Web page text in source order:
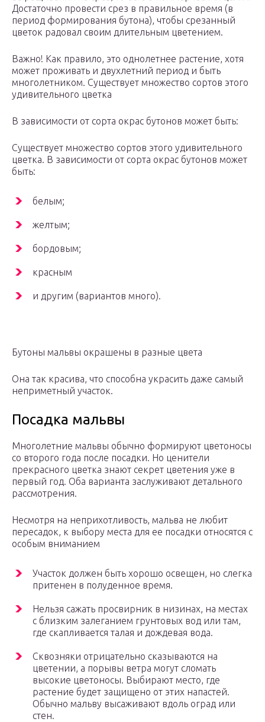
Достаточно провести срез в правильное время (в
период формирования бутона), чтобы срезанный
цветок радовал своим длительным цветением.
Важно! Как правило, это однолетнее растение, хотя
может проживать и двухлетний период и быть
многолетником. Существует множество сортов этого
удивительного цветка
В зависимости от сорта окрас бутонов может быть:
Существует множество сортов этого удивительного
цветка. В зависимости от сорта окрас бутонов может
быть:
белым;
желтым;
бордовым;
красным
и другим (вариантов много).
Бутоны мальвы окрашены в разные цвета
Она так красива, что способна украсить даже самый
неприметный участок.
Посадка мальвы
Многолетние мальвы обычно формируют цветоносы
со второго года после посадки. Но ценители
прекрасного цветка знают секрет цветения уже в
первый год. Оба варианта заслуживают детального
рассмотрения.
Несмотря на неприхотливость, мальва не любит
пересадок, к выбору места для ее посадки относятся с
особым вниманием
Участок должен быть хорошо освещен, но слегка
притенен в полуденное время.
Нельзя сажать просвирник в низинах, на местах
с близким залеганием грунтовых вод или там,
где скапливается талая и дождевая вода.
Сквозняки отрицательно сказываются на
цветении, а порывы ветра могут сломать
высокие цветоносы. Выбирают место, где
растение будет защищено от этих напастей.
Обычно мальву высаживают вдоль оград или
стен.